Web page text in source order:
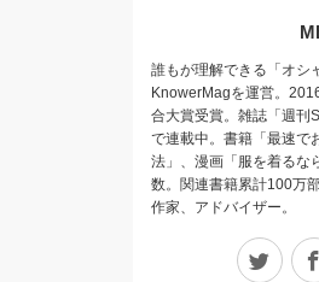
誰もが理解できる「オシ
KnowerMagを運営。
合大賞受賞。雑誌「週刊
で連載中。書籍「最速で
法」、漫画「服を着るな
数。関連書籍累計100万
作家、アドバイザー。